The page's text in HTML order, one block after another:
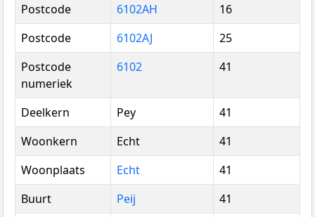
Postcode
6102AH
16
Postcode
6102AJ
25
Postcode
numeriek
6102 41
Deelkern Pey
41
Woonkern
Echt
41
Woonplaats
Echt
41
Buurt
Peij
41